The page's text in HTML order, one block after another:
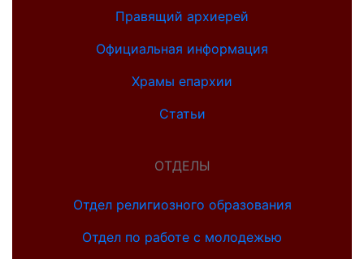
Правящий архиерей
Официальная информация
Храмы епархии
Статьи
ОТДЕЛЫ
Отдел религиозного образования
Отдел по работе с молодежью